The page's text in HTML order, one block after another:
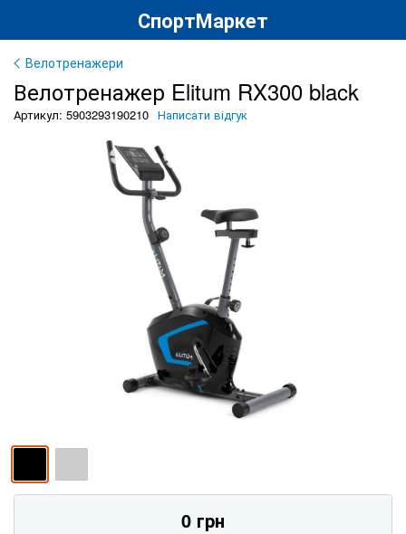
СпортМаркет
Велотренажери
Велотренажер Elitum RX300 black
Артикул: 5903293190210 Написати відгук
0 грн